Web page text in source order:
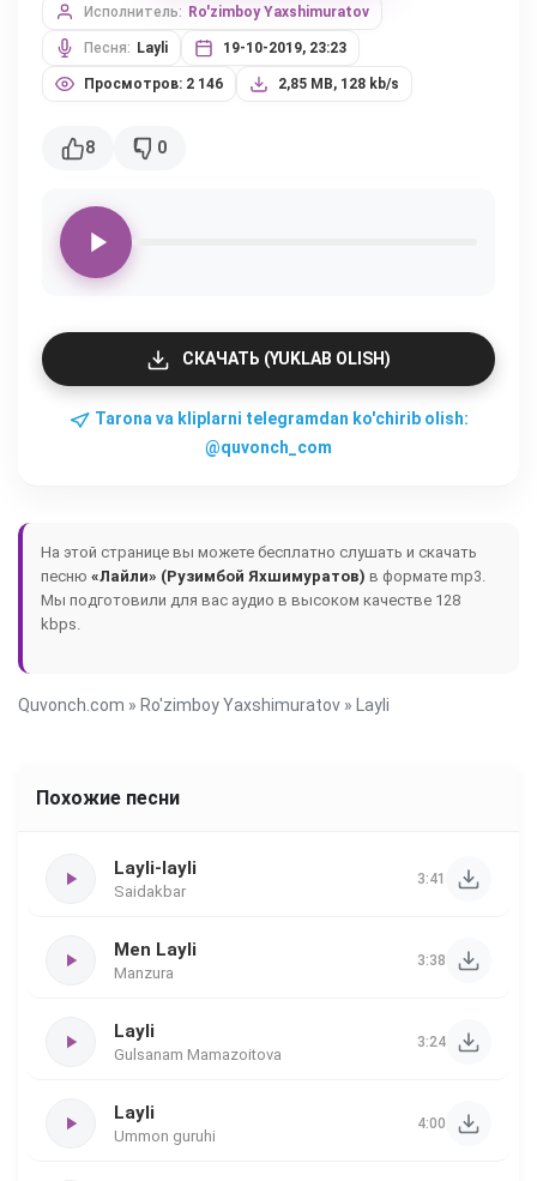
Исполнитель: Ro'zimboy Yaxshimuratov
Песня: Layli 19-10-2019, 23:23
Просмотров: 2 146 2,85 MB, 128 kb/s
8 0
СКАЧАТЬ (YUKLAB OLISH)
Tarona va kliplarni telegramdan ko'chirib olish:
@quvonch_com
На этой странице вы можете бесплатно слушать и скачать
песню «Лайли» (Рузимбой Яхшимуратов) в формате mp3.
Мы подготовили для вас аудио в высоком качестве 128
kbps.
Quvonch.com » Ro'zimboy Yaxshimuratov » Layli
Похожие песни
Layli-layli
Saidakbar
3:41
Men Layli
Manzura
3:38
Layli
Gulsanam Mamazoitova
3:24
Layli
Ummon guruhi
4:00